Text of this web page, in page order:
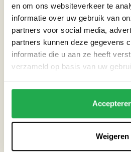
en om ons websiteverkeer te
informatie over uw gebruik van
partners voor social media,
partners kunnen deze gegevens
informatie die u aan ze heeft
verzameld op basis van uw
Weigeren
de doelgroep
het doel (educatief, verbindend,
het kennis- en educatieniveau
Op basis daarvan wordt de inhoud
De toon, de vragen en de
Zo ontstaat er:
een speelse versie voor kinderen